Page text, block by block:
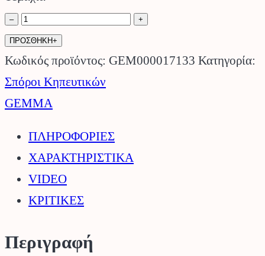
–
Φασόλι
Τσαουλί
Καθιστό
GEMMA.
ποσότητα
+
ΠΡΟΣΘΗΚΗ+
Κωδικός προϊόντος: GEM000017133 Κατηγορία:
Σπόροι Κηπευτικών
GEMMA
ΠΛΗΡΟΦΟΡΙΕΣ
ΧΑΡΑΚΤΗΡΙΣΤΙΚΑ
VIDEO
ΚΡΙΤΙΚΕΣ
Περιγραφή